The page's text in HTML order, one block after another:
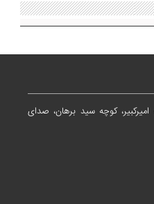
امیرکبیر، کوچه سید برهان، صدای